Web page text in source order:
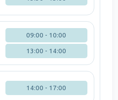
09:00 - 10:00
13:00 - 14:00
14:00 - 17:00